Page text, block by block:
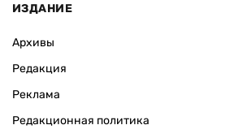
ИЗДАНИЕ
Архивы
Редакция
Реклама
Редакционная политика